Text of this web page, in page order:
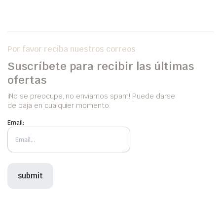
Por favor reciba nuestros correos
Suscríbete para recibir las últimas
ofertas
iNo se preocupe, no enviamos spam! Puede darse
de baja en cualquier momento.
Email: